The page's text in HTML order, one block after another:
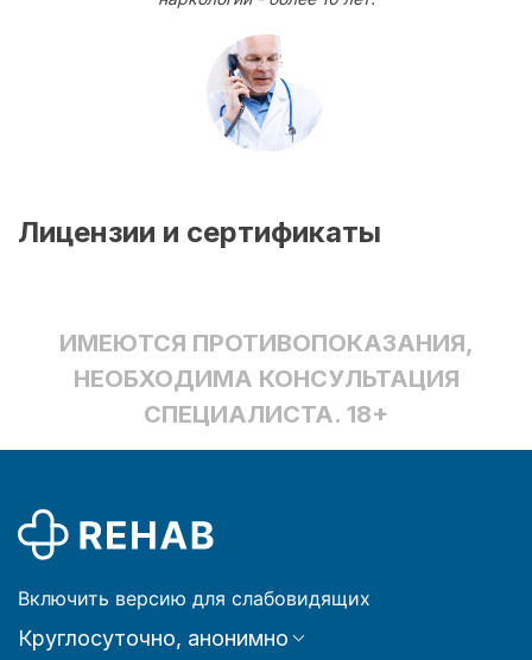
Лицензии и сертификаты
ИМЕЮТСЯ ПРОТИВОПОКАЗАНИЯ,
НЕОБХОДИМА КОНСУЛЬТАЦИЯ
СПЕЦИАЛИСТА. 18+
Включить версию для слабовидящих
Круглосуточно, анонимно